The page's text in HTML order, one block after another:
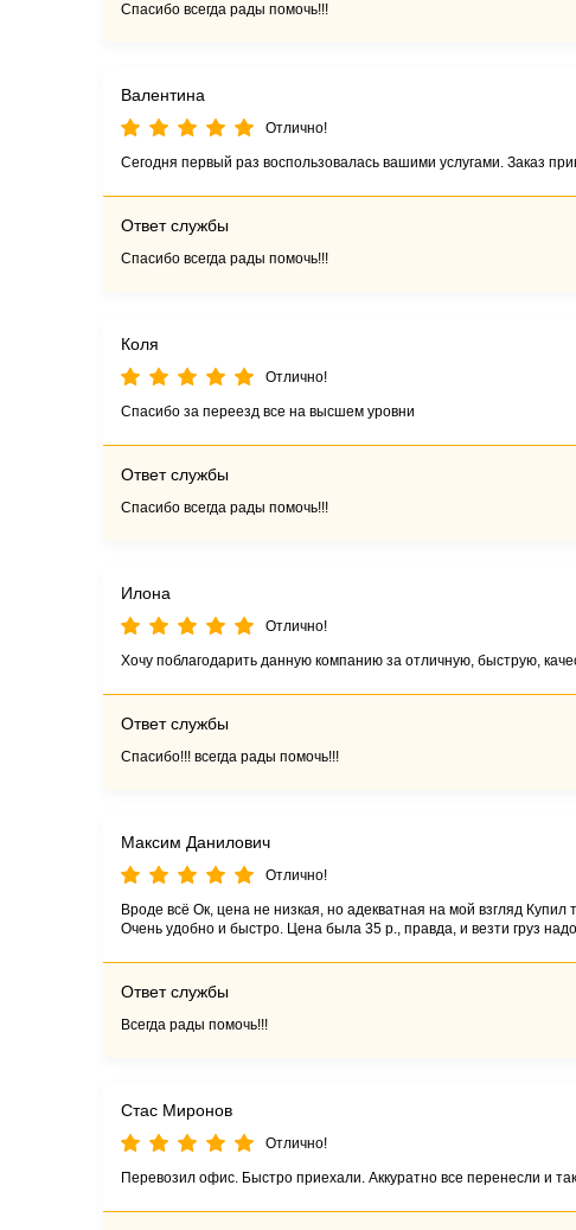
Спасибо всегда рады помочь!!!
Валентина
Отлично!
Сегодня первый раз воспользовалась вашими услугами. Заказ
Ответ службы
Спасибо всегда рады помочь!!!
Коля
Отлично!
Спасибо за переезд все на высшем уровни
Ответ службы
Спасибо всегда рады помочь!!!
Илона
Отлично!
Хочу поблагодарить данную компанию за отличную, быструю,
Ответ службы
Спасибо!!! всегда рады помочь!!!
Максим Данилович
Отлично!
Вроде всё Ок, цена не низкая, но адекватная на мой взгляд
Очень удобно и быстро. Цена была 35 р., правда, и везти груз
Ответ службы
Всегда рады помочь!!!
Стас Миронов
Отлично!
Перевозил офис. Быстро приехали. Аккуратно все перенесли и